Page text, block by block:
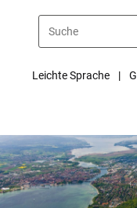
Leichte Sprache